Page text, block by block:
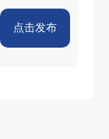
点击发布